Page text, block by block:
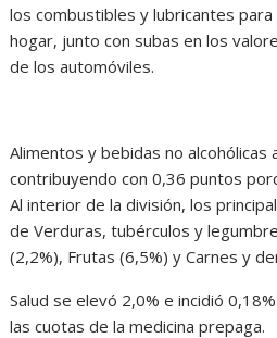
los combustibles y lubricantes
hogar, junto con subas en los
de los automóviles.
Alimentos y bebidas no alcohólicas
contribuyendo con 0,36 puntos
Al interior de la división, los
de Verduras, tubérculos y
(2,2%), Frutas (6,5%) y Carnes y
Salud se elevó 2,0% e incidió
las cuotas de la medicina prepaga.